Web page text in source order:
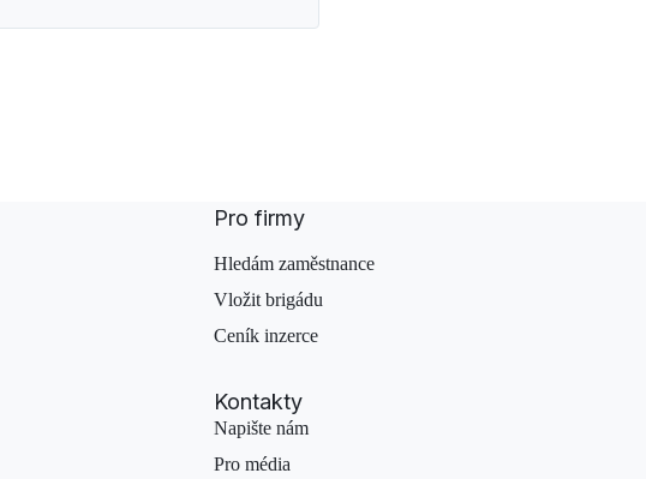
Pro firmy
Hledám zaměstnance
Vložit brigádu
Ceník inzerce
Kontakty
Napište nám
Pro média